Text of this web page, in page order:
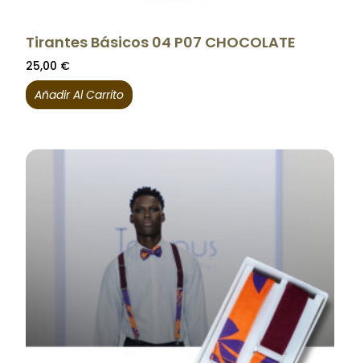
Tirantes Básicos 04 P07 CHOCOLATE
25,00 €
Añadir Al Carrito